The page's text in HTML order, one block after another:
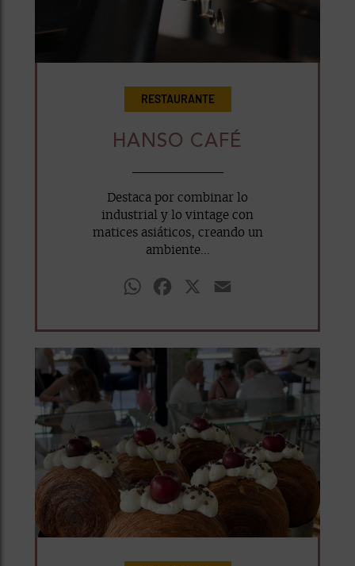
RESTAURANTE
HANSO CAFÉ
Destaca por combinar lo
industrial y lo vintage con
matices asiáticos, creando un
ambiente...
WhatsAppFacebook